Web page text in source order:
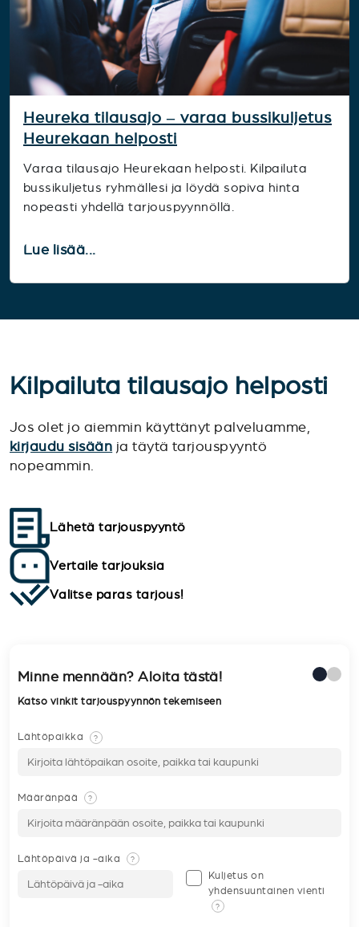
Heureka tilausajo – varaa bussikuljetus
Heurekaan helposti
Varaa tilausajo Heurekaan helposti. Kilpailuta
bussikuljetus ryhmällesi ja löydä sopiva hinta
nopeasti yhdellä tarjouspyynnöllä.
Lue lisää...
Kilpailuta tilausajo helposti
Jos olet jo aiemmin käyttänyt palveluamme,
kirjaudu sisään ja täytä tarjouspyyntö
nopeammin.
Lähetä tarjouspyyntö
Vertaile tarjouksia
Valitse paras tarjous!
Minne mennään? Aloita tästä!
Katso vinkit tarjouspyynnön tekemiseen
Lähtöpaikka ?
Määränpää ?
Lähtöpäivä ja -aika ?
Kuljetus on
yhdensuuntainen vienti
?